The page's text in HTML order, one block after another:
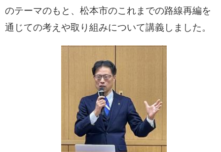
のテーマのもと、松本市のこれまでの路線再編を
通じての考えや取り組みについて講義しました。